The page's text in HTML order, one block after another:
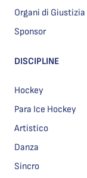
Organi di Giustizia
Sponsor
DISCIPLINE
Hockey
Para Ice Hockey
Artistico
Danza
Sincro